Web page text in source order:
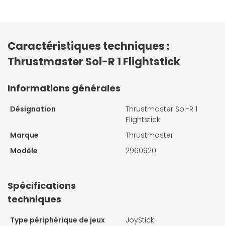
Caractéristiques techniques :
Thrustmaster Sol-R 1 Flightstick
Informations générales
Désignation
Thrustmaster Sol-R 1
Flightstick
Marque
Thrustmaster
Modèle
2960920
Spécifications
techniques
Type périphérique de jeux
JoyStick